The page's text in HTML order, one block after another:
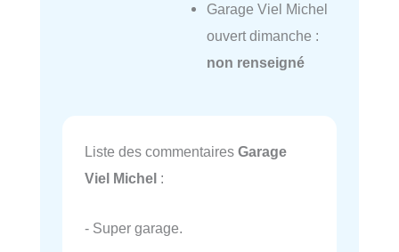
Garage Viel Michel
ouvert dimanche :
non renseigné
Liste des commentaires Garage
Viel Michel :
- Super garage.